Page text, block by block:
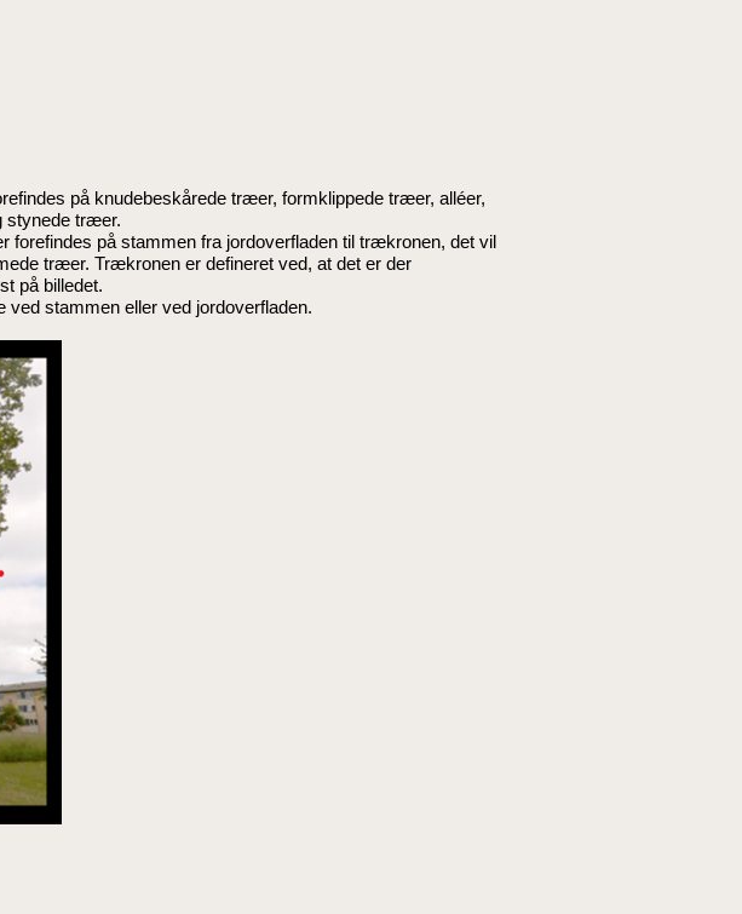
på knudebeskårede træer, formklippede træer, alléer,
træer.
forefindes på stammen fra jordoverfladen til trækronen, det vil
træer. Trækronen er defineret ved, at det er der
på billedet.
ved stammen eller ved jordoverfladen.